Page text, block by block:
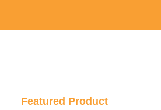
Featured Product